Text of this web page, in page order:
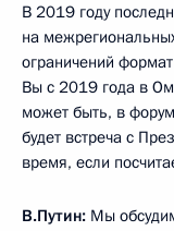
В 2019 году
на
ограничений
Вы с 2019 года в
может быть, в
будет встреча с
время, если
В.Путин: Мы